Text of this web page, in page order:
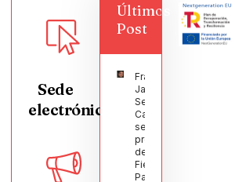
Sede
electrónica
Últimos
Post
Francisco
Javier
Segura
Castellanos
será el
pregonero
de las
Fiestas
Patronales